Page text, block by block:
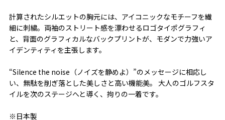
計算されたシルエットの胸元には、アイコニックなモチーフを繊
細に刺繍。両袖のストリート感を漂わせるロゴタイポグラフィ
と、背面のグラフィカルなバックプリントが、モダンで力強いア
イデンティティを主張します。
“Silence the noise（ノイズを静めよ）”のメッセージに相応し
い、無駄を削ぎ落とした美しさと高い機能美。 大人のゴルフスタ
イルを次のステージへと導く、拘りの一着です。
※日本製